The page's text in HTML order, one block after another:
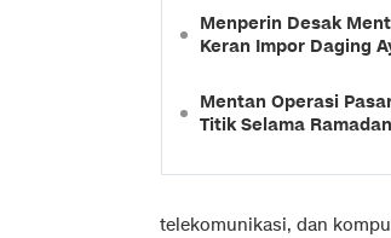
Menperin Desak
Keran Impor Daging
Mentan Operasi
Titik Selama Ramadan
telekomunikasi, dan